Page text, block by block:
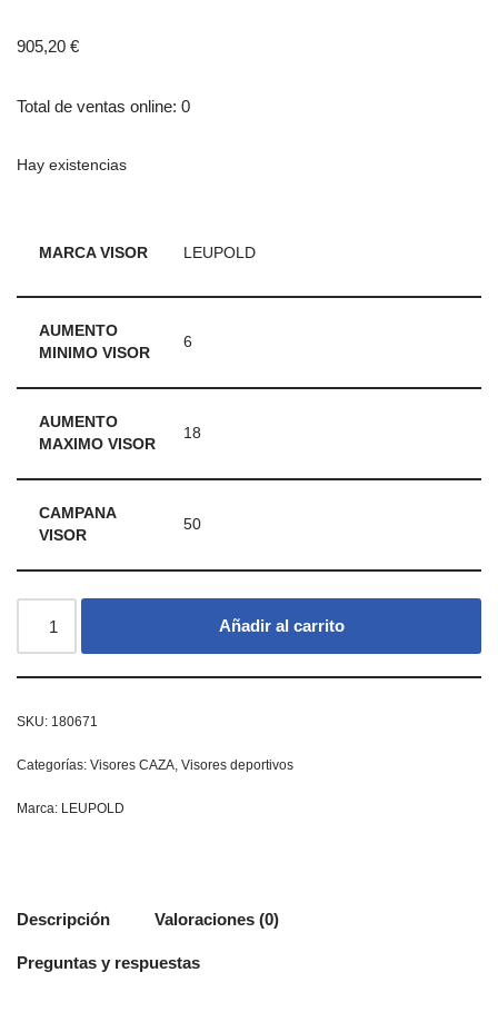
905,20 €
Total de ventas online: 0
Hay existencias
MARCA VISOR LEUPOLD
AUMENTO
MINIMO VISOR
6
AUMENTO
MAXIMO VISOR
18
CAMPANA
VISOR
50
Añadir al carrito
SKU: 180671
Categorías: Visores CAZA, Visores deportivos
Marca: LEUPOLD
Descripción Valoraciones (0)
Preguntas y respuestas